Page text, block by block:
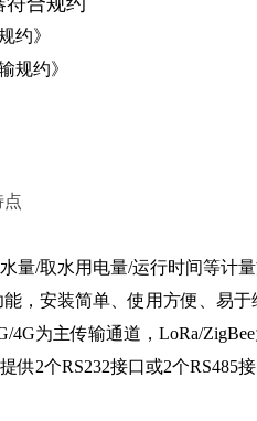
约》
规约》
量/取水用电量/运行时间等计
，安装简单、使用方便、易于
4G为主传输通道，LoRa/
提供2个RS232接口或2个RS485